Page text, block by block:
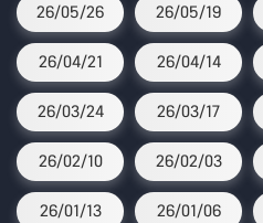
26/05/26 26/05/19
26/04/21 26/04/14
26/03/24 26/03/17
26/02/10 26/02/03
26/01/13 26/01/06